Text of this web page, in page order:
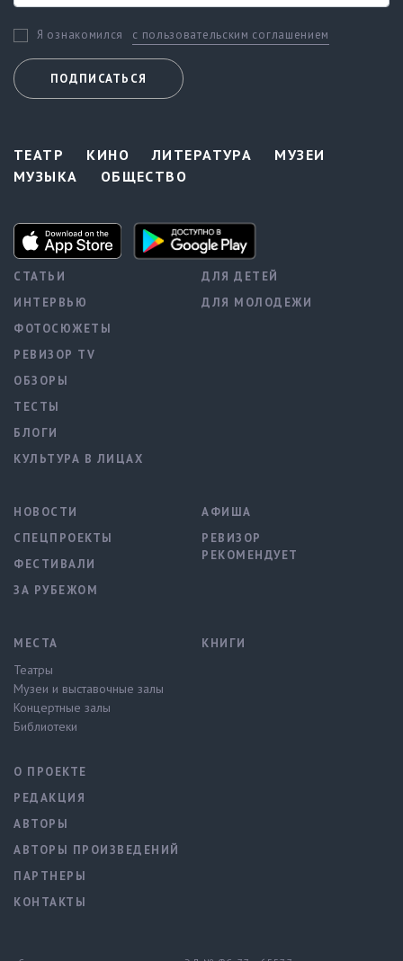
Я ознакомился с пользовательским соглашением
ПОДПИСАТЬСЯ
ТЕАТР КИНО ЛИТЕРАТУРА
МУЗЕИ
МУЗЫКА
ОБЩЕСТВО
СТАТЬИ
ИНТЕРВЬЮ
ФОТОСЮЖЕТЫ
РЕВИЗОР TV
ОБЗОРЫ
ТЕСТЫ
БЛОГИ
КУЛЬТУРА В ЛИЦАХ
ДЛЯ ДЕТЕЙ
ДЛЯ МОЛОДЕЖИ
НОВОСТИ
СПЕЦПРОЕКТЫ
ФЕСТИВАЛИ
ЗА РУБЕЖОМ
АФИША
РЕВИЗОР
РЕКОМЕНДУЕТ
МЕСТА
Театры
Музеи и выставочные залы
Концертные залы
Библиотеки
КНИГИ
О ПРОЕКТЕ
РЕДАКЦИЯ
АВТОРЫ
АВТОРЫ ПРОИЗВЕДЕНИЙ
ПАРТНЕРЫ
КОНТАКТЫ